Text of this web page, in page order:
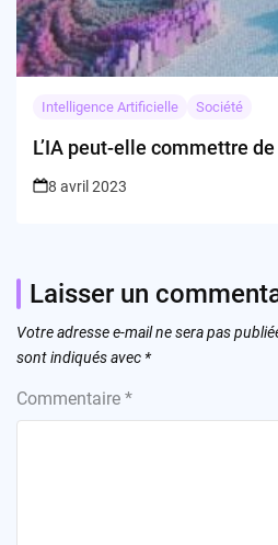
Intelligence Artificielle Société
L’IA peut-elle commettre
8 avril 2023
Laisser un
Votre adresse e-mail ne sera pas
sont indiqués avec *
Commentaire *